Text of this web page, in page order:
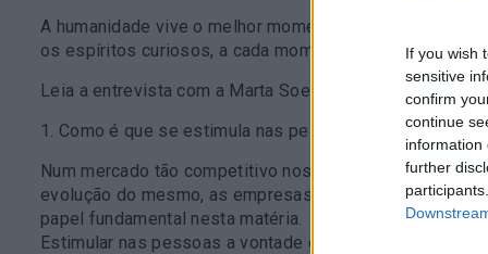
If you wish
sensitive
confirm
continue
information
further
A humanidade vive o melhor momento para aprender e
os espíritos curiosos, a cada momento aprendemos
Leia a entrevista com a Marta Soeiro, HR Business
1. Como é que se estimula nas pessoas a vontade de
Num mercado tão competitivo nos tempos que correm
evolução do mesmo, as empresas necessitam de ter
papel fundamental nesta matéria.
Estimular nas pessoas a vontade de aprender é fazer